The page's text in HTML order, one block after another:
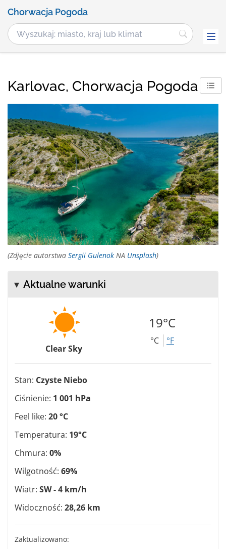
Chorwacja Pogoda
Karlovac, Chorwacja Pogoda
(Zdjęcie autorstwa Sergii Gulenok NA Unsplash)
Aktualne warunki
Clear Sky
19°C
°C °F
Stan: Czyste Niebo
Ciśnienie: 1 001 hPa
Feel like: 20 °C
Temperatura: 19°C
Chmura: 0%
Wilgotność: 69%
Wiatr: SW - 4 km/h
Widoczność: 28,26 km
Zaktualizowano: